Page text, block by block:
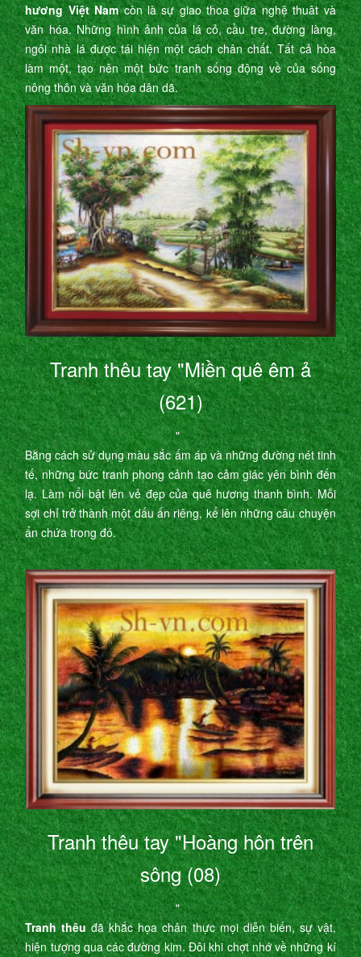
hương Việt Namcòn là sự giao thoa giữa nghệ thuât và
văn hóa. Những hình ảnh của lá cỏ, cầu tre, đường làng,
ngôi nhà lá được tái hiện một cách chân chất. Tất cả hòa
làm một, tạo nên một bức tranh sống động về của sống
nông thôn và văn hóa dân dã.
Tranh thêu tay "Miền quê êm ả
(621)
"
Bằng cách sử dụng màu sắc ấm áp và những đường nét tinh
tế, những bức tranh phong cảnh tạo cảm giác yên bình đến
lạ. Làm nổi bật lên vẻ đẹp của quê hương thanh bình. Mỗi
sợi chỉ trở thành một dấu ấn riêng, kể lên những câu chuyện
ẩn chứa trong đó.
Tranh thêu tay "Hoàng hôn trên
sông (08)
"
Tranh thêuđã khắc họa chân thực mọi diễn biến, sự vật,
hiện tượng qua các đường kim. Đôi khi chợt nhớ về những kí